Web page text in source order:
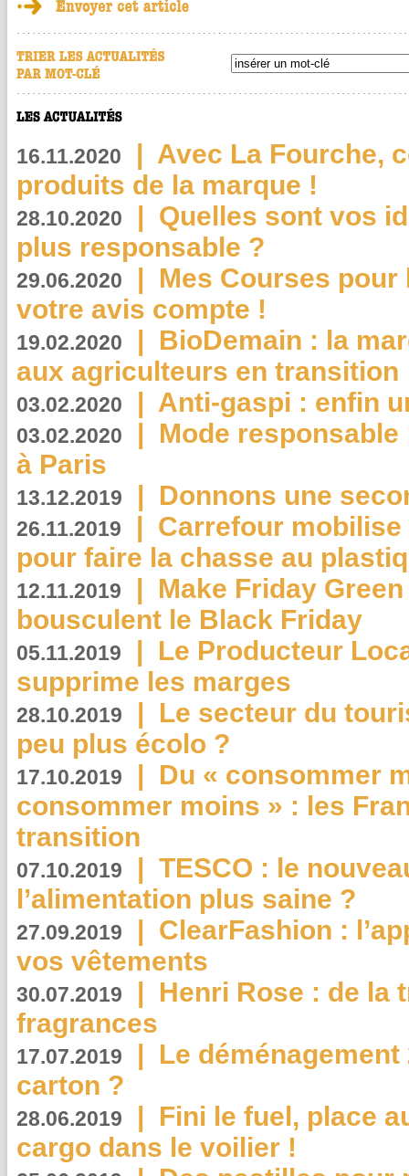
16.11.2020 | Avec La Fourche,
produits de la marque !
28.10.2020 | Quelles sont vos
plus responsable ?
29.06.2020 | Mes Courses pour
votre avis compte !
19.02.2020 | BioDemain : la
aux agriculteurs en transition
03.02.2020 | Anti-gaspi : enfin
03.02.2020 | Mode
à Paris
13.12.2019 | Donnons une
26.11.2019 | Carrefour
pour faire la chasse au
12.11.2019 | Make Friday
bousculent le Black Friday
05.11.2019 | Le Producteur
supprime les marges
28.10.2019 | Le secteur du
peu plus écolo ?
17.10.2019 | Du « consommer
consommer moins » : les
transition
07.10.2019 | TESCO : le
l’alimentation plus saine ?
27.09.2019 | ClearFashion :
vos vêtements
30.07.2019 | Henri Rose : de la
fragrances
17.07.2019 | Le
carton ?
28.06.2019 | Fini le fuel, place
cargo dans le voilier !